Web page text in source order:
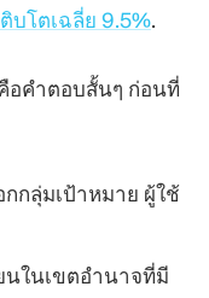
บโตเฉลี่ย 9.5%.
อคำตอบสั้นๆ ก่อนที่
กลุ่มเป้าหมาย ผู้ใช้
นในเขตอำนาจที่มี
รา
ท
น
ยืน